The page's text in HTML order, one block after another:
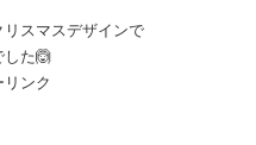
スマスデザインで
した🙆
リンク